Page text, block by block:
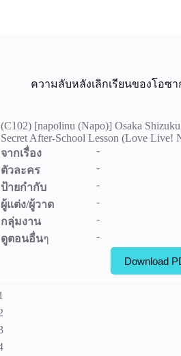
ความลับหลังเลิกเรียนของโอซา
(C102) [napolinu (Napo)] Osaka
Secret After-School Lesson (Love Live!
จากเรื่อง
-
ตัวละคร
-
ป้ายกำกับ
-
ผู้แต่ง/ผู้วาด
-
กลุ่มงาน
-
ดูตอนอื่นๆ -
Download